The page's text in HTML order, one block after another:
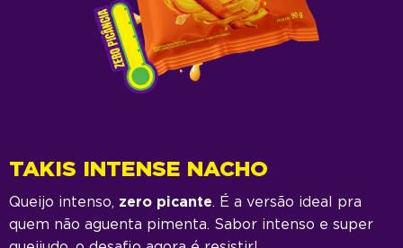
TAKIS INTENSE NACHO
Queijo intenso, zero picante. É a versão ideal pra
quem não aguenta pimenta. Sabor intenso e super